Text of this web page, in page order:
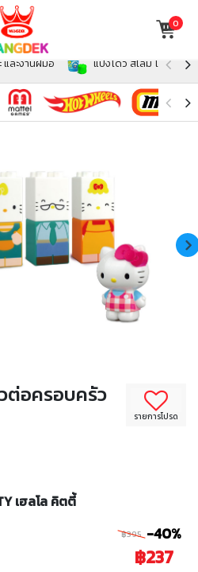
0
และงานฝีมือ แป้งโดว์ สไลม์ โฟม สำห
รายการโปรด
ต่อครอบครัว
เฮลโล คิตตี้
฿395 -40%
฿237